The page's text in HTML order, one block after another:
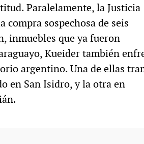
Paralelamente, la Justicia
compra sospechosa de seis
inmuebles que ya fueron
Kueider también
argentino. Una de ellas
en San Isidro, y la otra en